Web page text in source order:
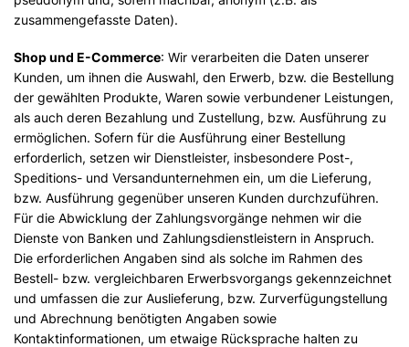
zusammengefasste Daten).
Shop und E-Commerce: Wir verarbeiten die Daten unserer
Kunden, um ihnen die Auswahl, den Erwerb, bzw. die Bestellung
der gewählten Produkte, Waren sowie verbundener Leistungen,
als auch deren Bezahlung und Zustellung, bzw. Ausführung zu
ermöglichen. Sofern für die Ausführung einer Bestellung
erforderlich, setzen wir Dienstleister, insbesondere Post-,
Speditions- und Versandunternehmen ein, um die Lieferung,
bzw. Ausführung gegenüber unseren Kunden durchzuführen.
Für die Abwicklung der Zahlungsvorgänge nehmen wir die
Dienste von Banken und Zahlungsdienstleistern in Anspruch.
Die erforderlichen Angaben sind als solche im Rahmen des
Bestell- bzw. vergleichbaren Erwerbsvorgangs gekennzeichnet
und umfassen die zur Auslieferung, bzw. Zurverfügungstellung
und Abrechnung benötigten Angaben sowie
Kontaktinformationen, um etwaige Rücksprache halten zu